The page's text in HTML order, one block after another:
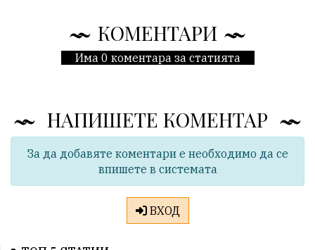
КОМЕНТАРИ
Има 0 коментара за статията
НАПИШЕТЕ КОМЕНТАР
За да добавяте коментари е необходимо да се
впишете в системата
ВХОД